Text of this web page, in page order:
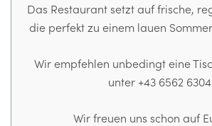
Das Restaurant setzt auf frische,
die perfekt zu einem lauen
Wir empfehlen unbedingt eine
unter +43 6562 6304
Wir freuen uns schon auf